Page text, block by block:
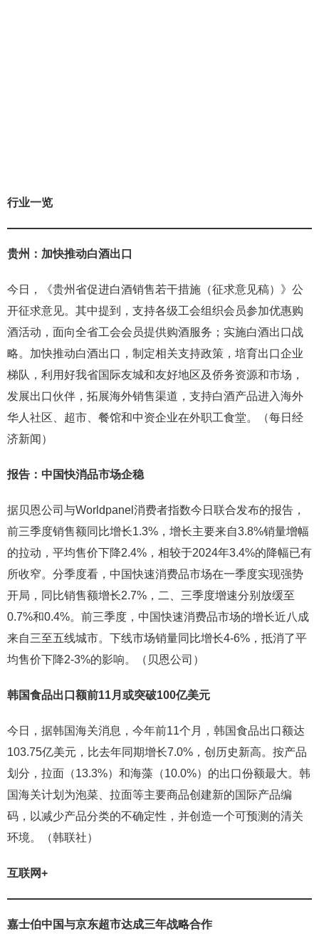
行业一览
贵州：加快推动白酒出口
今日，《贵州省促进白酒销售若干措施（征求意见稿）》公
开征求意见。其中提到，支持各级工会组织会员参加优惠购
酒活动，面向全省工会会员提供购酒服务；实施白酒出口战
略。加快推动白酒出口，制定相关支持政策，培育出口企业
梯队，利用好我省国际友城和友好地区及侨务资源和市场，
发展出口伙伴，拓展海外销售渠道，支持白酒产品进入海外
华人社区、超市、餐馆和中资企业在外职工食堂。（每日经
济新闻）
报告：中国快消品市场企稳
据贝恩公司与Worldpanel消费者指数今日联合发布的报告，
前三季度销售额同比增长1.3%，增长主要来自3.8%销量增幅
的拉动，平均售价下降2.4%，相较于2024年3.4%的降幅已有
所收窄。分季度看，中国快速消费品市场在一季度实现强势
开局，同比销售额增长2.7%，二、三季度增速分别放缓至
0.7%和0.4%。前三季度，中国快速消费品市场的增长近八成
来自三至五线城市。下线市场销量同比增长4-6%，抵消了平
均售价下降2-3%的影响。（贝恩公司）
韩国食品出口额前11月或突破100亿美元
今日，据韩国海关消息，今年前11个月，韩国食品出口额达
103.75亿美元，比去年同期增长7.0%，创历史新高。按产品
划分，拉面（13.3%）和海藻（10.0%）的出口份额最大。韩
国海关计划为泡菜、拉面等主要商品创建新的国际产品编
码，以减少产品分类的不确定性，并创造一个可预测的清关
环境。（韩联社）
互联网+
嘉士伯中国与京东超市达成三年战略合作